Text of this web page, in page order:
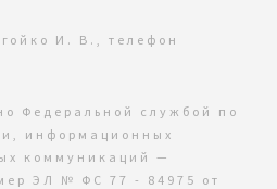
И. В., телефон
Федеральной службой по
информационных
коммуникаций —
ЭЛ № ФС 77 - 84975 от